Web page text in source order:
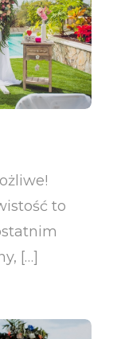
to
[…]